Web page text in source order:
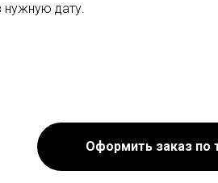
нужную дату.
Оформить заказ по